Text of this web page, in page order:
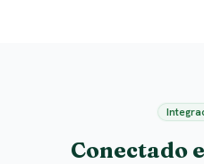
Conectado